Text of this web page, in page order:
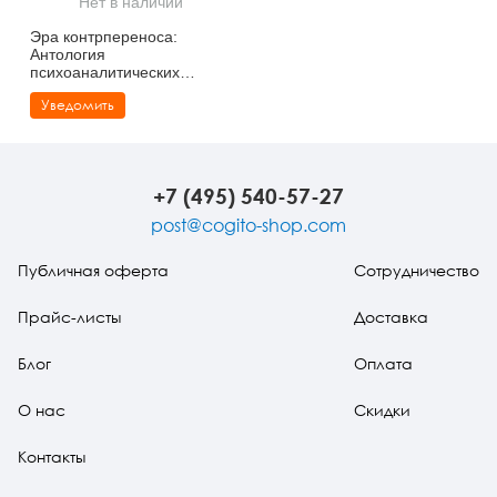
Сказкотерапия
Другие направления психотерапии
Психофизиология
Социальная психология
Учебная литература
Классический и юнгианский психоанализ
Эра контрпереноса:
Антология
психоаналитических
исследований (1949-1999
гг.)
Уведомить
+7 (495) 540-57-27
post@cogito-shop.com
Публичная оферта
Прайс-листы
Блог
О нас
Контакты
Сотрудничество
Доставка
Оплата
Скидки